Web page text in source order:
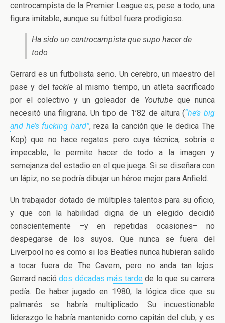
centrocampista de la Premier League es, pese a todo, una
figura imitable, aunque su fútbol fuera prodigioso.
Ha sido un centrocampista que supo hacer de
todo
Gerrard es un futbolista serio. Un cerebro, un maestro del
pase y deltackle al mismo tiempo, un atleta sacrificado
por el colectivo y un goleador de Youtube que nunca
necesitó una filigrana. Un tipo de 1’82 de altura (“he’s big
and he’s fucking hard”, reza la canción que le dedica The
Kop) que no hace regates pero cuya técnica, sobria e
impecable, le permite hacer de todo a la imagen y
semejanza del estadio en el que juega. Si se diseñara con
un lápiz, no se podría dibujar un héroe mejor para Anfield.
Un trabajador dotado de múltiples talentos para su oficio,
y que con la habilidad digna de un elegido decidió
conscientemente –y en repetidas ocasiones– no
despegarse de los suyos. Que nunca se fuera del
Liverpool no es como si los Beatles nunca hubieran salido
a tocar fuera de The Cavern, pero no anda tan lejos.
Gerrard nació dos décadas más tarde de lo que su carrera
pedía. De haber jugado en 1980, la lógica dice que su
palmarés se habría multiplicado. Su incuestionable
liderazgo le habría mantenido como capitán del club, y es